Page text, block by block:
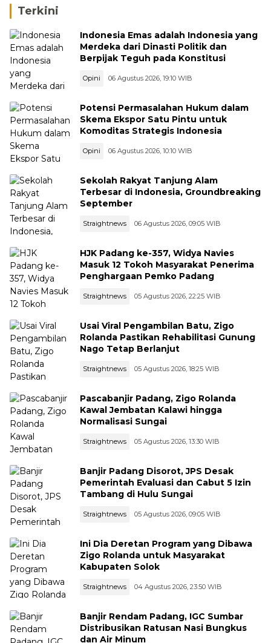
Terkini
Indonesia Emas adalah Indonesia yang
Merdeka dari Dinasti Politik dan
Berpijak Teguh pada Konstitusi
Opini 06 Agustus 2026, 19:10 WIB
Potensi Permasalahan Hukum dalam
Skema Ekspor Satu Pintu untuk
Komoditas Strategis Indonesia
Opini 06 Agustus 2026, 10:10 WIB
Sekolah Rakyat Tanjung Alam
Terbesar di Indonesia, Groundbreaking
September
Straightnews 06 Agustus 2026, 09:05 WIB
HJK Padang ke-357, Widya Navies
Masuk 12 Tokoh Masyarakat Penerima
Penghargaan Pemko Padang
Straightnews 05 Agustus 2026, 22:25 WIB
Usai Viral Pengambilan Batu, Zigo
Rolanda Pastikan Rehabilitasi Gunung
Nago Tetap Berlanjut
Straightnews 05 Agustus 2026, 18:25 WIB
Pascabanjir Padang, Zigo Rolanda
Kawal Jembatan Kalawi hingga
Normalisasi Sungai
Straightnews 05 Agustus 2026, 13:30 WIB
Banjir Padang Disorot, JPS Desak
Pemerintah Evaluasi dan Cabut 5 Izin
Tambang di Hulu Sungai
Straightnews 05 Agustus 2026, 09:05 WIB
Ini Dia Deretan Program yang Dibawa
Zigo Rolanda untuk Masyarakat
Kabupaten Solok
Straightnews 04 Agustus 2026, 23:50 WIB
Banjir Rendam Padang, IGC Sumbar
Distribusikan Ratusan Nasi Bungkus
dan Air Minum